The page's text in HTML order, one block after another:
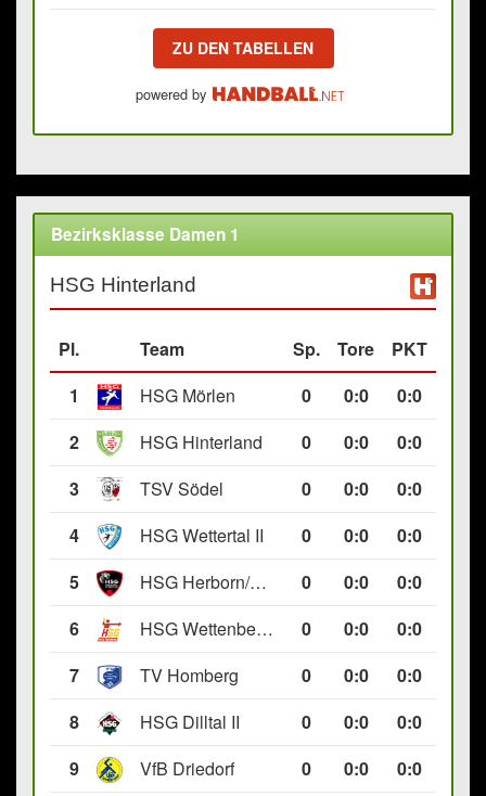
ZU DEN TABELLEN
powered by
Bezirksklasse Damen 1
HSG Hinterland
Pl. Team Sp. Tore
PKT
1
HSG Mörlen 0 0:0
0:0
2
HSG Hinterland 0 0:0
0:0
3
TSV Södel 0 0:0
0:0
4
HSG Wettertal II 0 0:0
0:0
5
HSG Herborn/Seelbach 0 0:0
0:0
6
HSG Wettenberg III 0 0:0
0:0
7
TV Homberg 0 0:0
0:0
8
HSG Dilltal II 0 0:0
0:0
9
VfB Driedorf 0 0:0
0:0